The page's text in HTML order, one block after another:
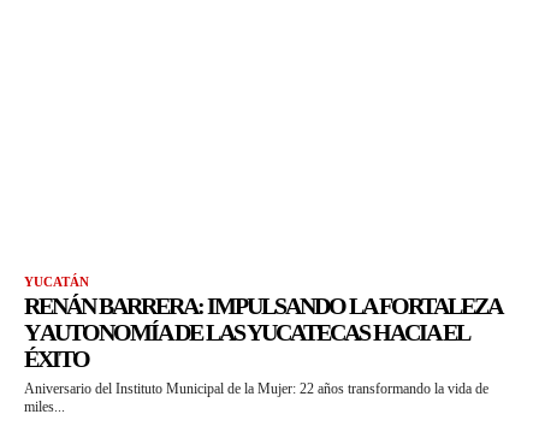
YUCATÁN
RENÁN BARRERA: IMPULSANDO LA FORTALEZA
Y AUTONOMÍA DE LAS YUCATECAS HACIA EL
ÉXITO
Aniversario del Instituto Municipal de la Mujer: 22 años transformando la vida de
miles...